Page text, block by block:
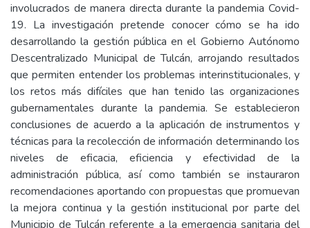
involucrados de manera directa durante la pandemia Covid-
19. La investigación pretende conocer cómo se ha ido
desarrollando la gestión pública en el Gobierno Autónomo
Descentralizado Municipal de Tulcán, arrojando resultados
que permiten entender los problemas interinstitucionales, y
los retos más difíciles que han tenido las organizaciones
gubernamentales durante la pandemia. Se establecieron
conclusiones de acuerdo a la aplicación de instrumentos y
técnicas para la recolección de información determinando los
niveles de eficacia, eficiencia y efectividad de la
administración pública, así como también se instauraron
recomendaciones aportando con propuestas que promuevan
la mejora continua y la gestión institucional por parte del
Municipio de Tulcán referente a la emergencia sanitaria del